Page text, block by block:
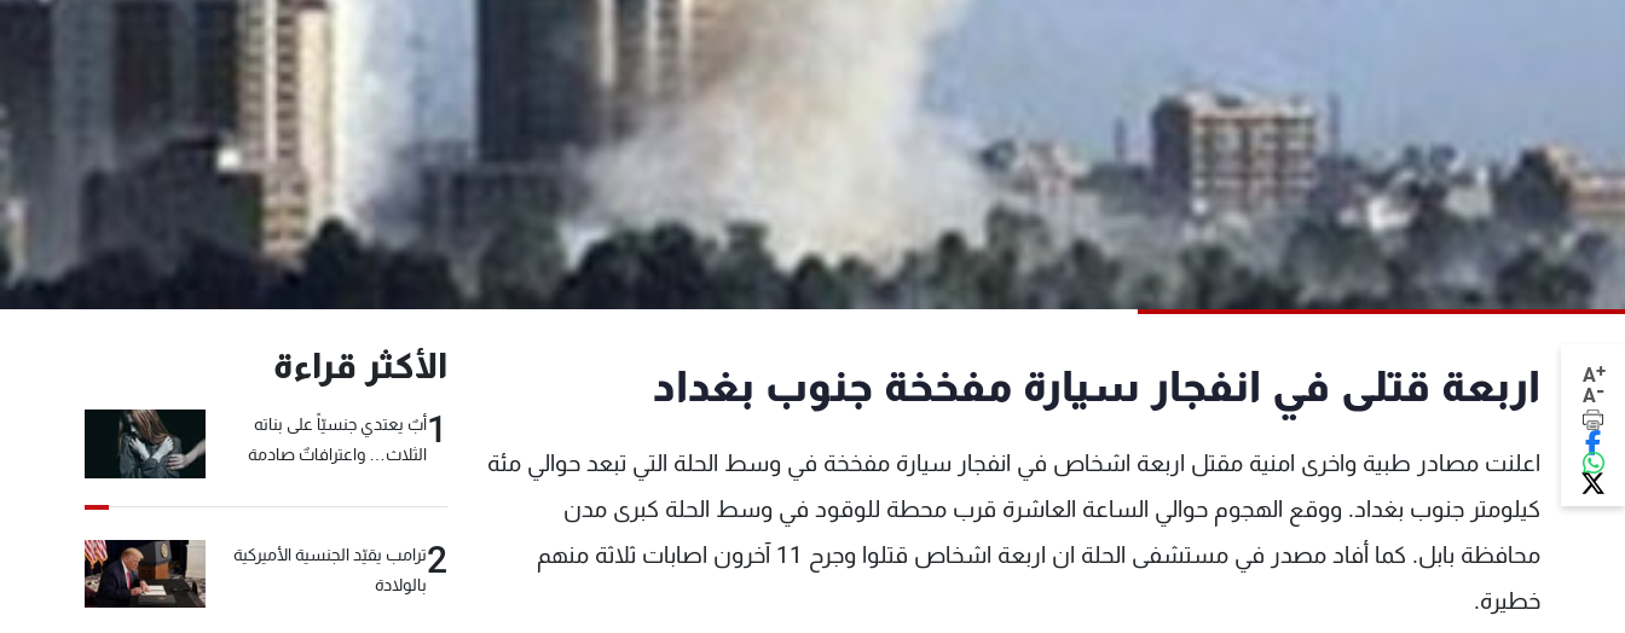
A+
A- اربعة قتلى في انفجار سيارة مفخخة جنوب بغداد
اعلنت مصادر طبية واخرى امنية مقتل اربعة اشخاص في انفجار سيارة مفخخة في وسط الحلة التي تبعد حوالي مئة
كيلومتر جنوب بغداد. ووقع الهجوم حوالي الساعة العاشرة قرب محطة للوقود في وسط الحلة كبرى مدن
محافظة بابل. كما أفاد مصدر في مستشفى الحلة ان اربعة اشخاص قتلوا وجرح 11 آخرون اصابات ثلاثة منهم
خطيرة.
الأكثر قراءة
1أبٌ يعتدي جنسيّاً على بناته
الثلاث… واعترافاتٌ صادمة
2ترامب يقيّد الجنسية الأميركية
بالولادة